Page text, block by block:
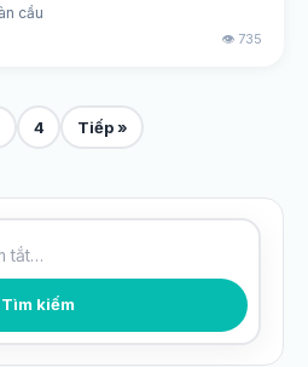
cầu
👁️ 735
4 Tiếp »
Tìm kiếm